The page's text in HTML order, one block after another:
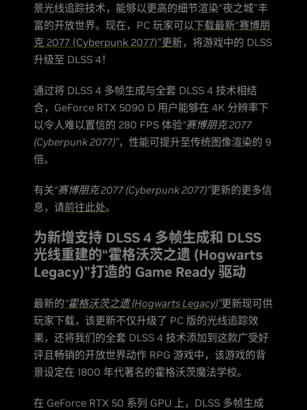
景光线追踪技术，能够以更高的细节渲染“夜之城”丰
富的开放世界。现在，PC 玩家可以下载最新“赛博朋
克 2077 (Cyberpunk 2077)”更新，将游戏中的 DLSS
升级至 DLSS 4！
通过将 DLSS 4 多帧生成与全套 DLSS 4 技术相结
合，GeForce RTX 5090 D 用户能够在 4K 分辨率下
以令人难以置信的 280 FPS 体验“赛博朋克 2077
(Cyberpunk 2077)”，性能可提升至传统图像渲染的 9
倍。
有关“赛博朋克 2077 (Cyberpunk 2077)”更新的更多信
息，请前往此处。
为新增支持 DLSS 4 多帧生成和 DLSS
光线重建的“霍格沃茨之遗 (Hogwarts
Legacy)”打造的 Game Ready 驱动
最新的“霍格沃茨之遗 (Hogwarts Legacy)”更新现可供
玩家下载，该更新不仅升级了 PC 版的光线追踪效
果，还将我们的全套 DLSS 4 技术添加到这款广受好
评且畅销的开放世界动作 RPG 游戏中，该游戏的背
景设定在 1800 年代著名的霍格沃茨魔法学校。
在 GeForce RTX 50 系列 GPU 上，DLSS 多帧生成